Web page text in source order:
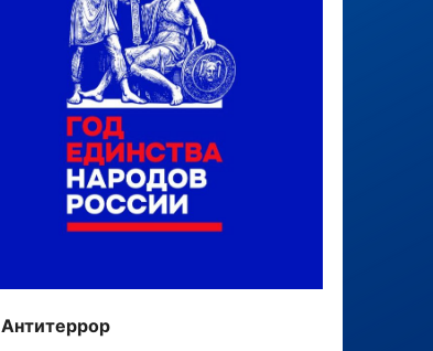
Антитеррор